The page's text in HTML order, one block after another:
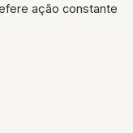
ação constante